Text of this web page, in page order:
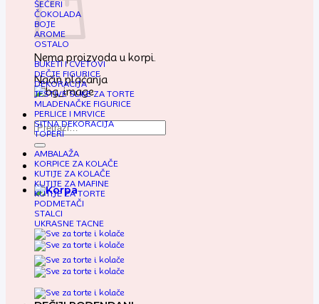
Nema proizvoda u korpi.
Način plaćanja
Pretraga
za:
ŠEĆERI
ČOKOLADA
BOJE
AROME
OSTALO
BUKETI I CVETOVI
DEČJE FIGURICE
DEKORACIJA
JESTIVE SLIKE ZA TORTE
MLADENAČKE FIGURICE
PERLICE I MRVICE
SITNA DEKORACIJA
TOPERI
AMBALAŽA
KORPICE ZA KOLAČE
KUTIJE ZA KOLAČE
KUTIJE ZA MAFINE
KUTIJE ZA TORTE
PODMETAČI
STALCI
UKRASNE TACNE